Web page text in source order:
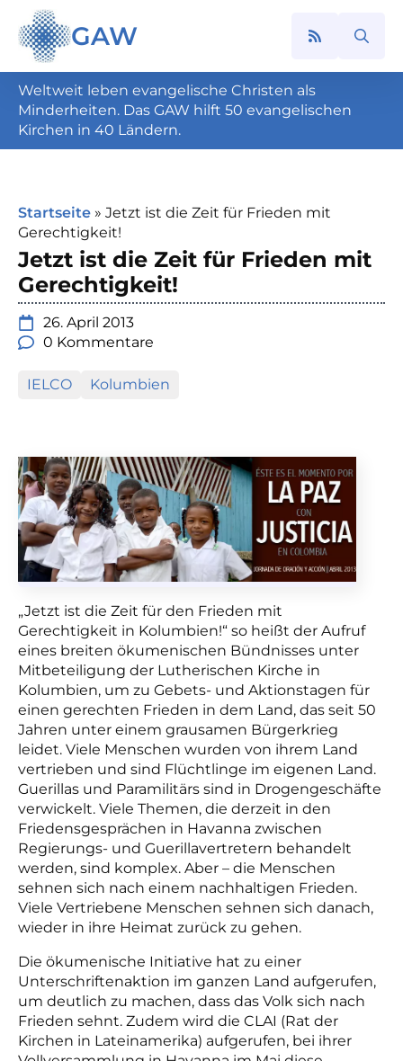
GAW
Search
Weltweit leben evangelische Christen als
Minderheiten. Das GAW hilft 50 evangelischen
Kirchen in 40 Ländern.
Startseite » Jetzt ist die Zeit für Frieden mit
Gerechtigkeit!
Jetzt ist die Zeit für Frieden mit
Gerechtigkeit!
26. April 2013
0 Kommentare
IELCO Kolumbien
„Jetzt ist die Zeit für den Frieden mit
Gerechtigkeit in Kolumbien!“ so heißt der Aufruf
eines breiten ökumenischen Bündnisses unter
Mitbeteiligung der Lutherischen Kirche in
Kolumbien, um zu Gebets- und Aktionstagen für
einen gerechten Frieden in dem Land, das seit 50
Jahren unter einem grausamen Bürgerkrieg
leidet. Viele Menschen wurden von ihrem Land
vertrieben und sind Flüchtlinge im eigenen Land.
Guerillas und Paramilitärs sind in Drogengeschäfte
verwickelt. Viele Themen, die derzeit in den
Friedensgesprächen in Havanna zwischen
Regierungs- und Guerillavertretern behandelt
werden, sind komplex. Aber – die Menschen
sehnen sich nach einem nachhaltigen Frieden.
Viele Vertriebene Menschen sehnen sich danach,
wieder in ihre Heimat zurück zu gehen.
Die ökumenische Initiative hat zu einer
Unterschriftenaktion im ganzen Land aufgerufen,
um deutlich zu machen, dass das Volk sich nach
Frieden sehnt. Zudem wird die CLAI (Rat der
Kirchen in Lateinamerika) aufgerufen, bei ihrer